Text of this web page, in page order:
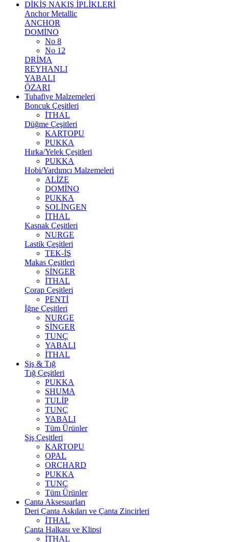
DİKİŞ NAKIŞ İPLİKLERİ
Anchor Metallic
ANCHOR
DOMİNO
No 8
No 12
DRİMA
REYHANLI
YABALI
ÖZARI
Tuhafiye Malzemeleri
Boncuk Çeşitleri
İTHAL
Düğme Çeşitleri
KARTOPU
PUKKA
Hırka/Yelek Çeşitleri
PUKKA
Hobi/Yardımcı Malzemeleri
ALİZE
DOMİNO
PUKKA
SOLİNGEN
İTHAL
Kasnak Çeşitleri
NURGE
Lastik Çeşitleri
TEK-İŞ
Makas Çeşitleri
SİNGER
İTHAL
Çorap Çeşitleri
PENTİ
İğne Çeşitleri
NURGE
SİNGER
TUNÇ
YABALI
İTHAL
Şiş & Tığ
Tığ Çeşitleri
PUKKA
SHUMA
TULİP
TUNÇ
YABALI
Tüm Ürünler
Şiş Çeşitleri
KARTOPU
OPAL
ORCHARD
PUKKA
TUNÇ
Tüm Ürünler
Çanta Aksesuarları
Deri Çanta Askıları ve Çanta Zincirleri
İTHAL
Çanta Halkası ve Klipsi
İTHAL